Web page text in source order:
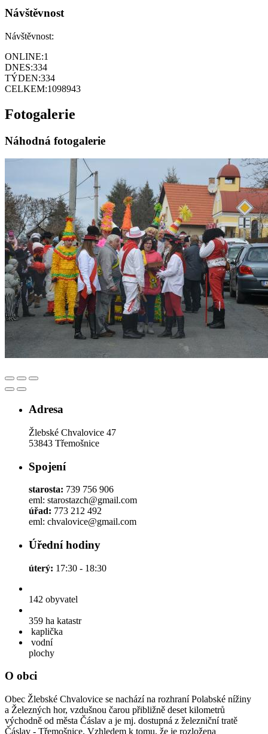
Návštěvnost
Návštěvnost:
ONLINE:1
DNES:334
TÝDEN:334
CELKEM:1098943
Fotogalerie
Náhodná fotogalerie
Adresa
Žlebské Chvalovice 47
53843 Třemošnice
Spojení
starosta: 739 756 906
eml: starostazch@gmail.com
úřad: 773 212 492
eml: chvalovice@gmail.com
Úřední hodiny
úterý: 17:30 - 18:30
142 obyvatel
359 ha katastr
kaplička
vodní
plochy
O obci
Obec Žlebské Chvalovice se nachází na rozhraní Polabské nížiny
a Železných hor, vzdušnou čarou přibližně deset kilometrů
východně od města Čáslav a je mj. dostupná z železniční tratě
Čáslav - Třemošnice. Vzhledem k tomu, že je rozložena